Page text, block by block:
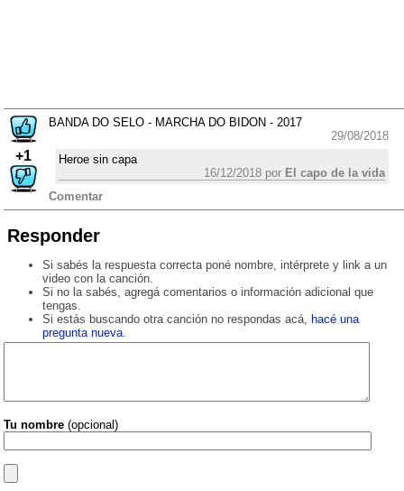
+1
BANDA DO SELO - MARCHA DO BIDON - 2017
29/08/2018
Heroe sin capa
16/12/2018 por El capo de la vida
Comentar
Responder
Si sabés la respuesta correcta poné nombre, intérprete y link a un
video con la canción.
Si no la sabés, agregá comentarios o información adicional que
tengas.
Si estás buscando otra canción no respondas acá, hacé una
pregunta nueva.
Tu nombre (opcional)